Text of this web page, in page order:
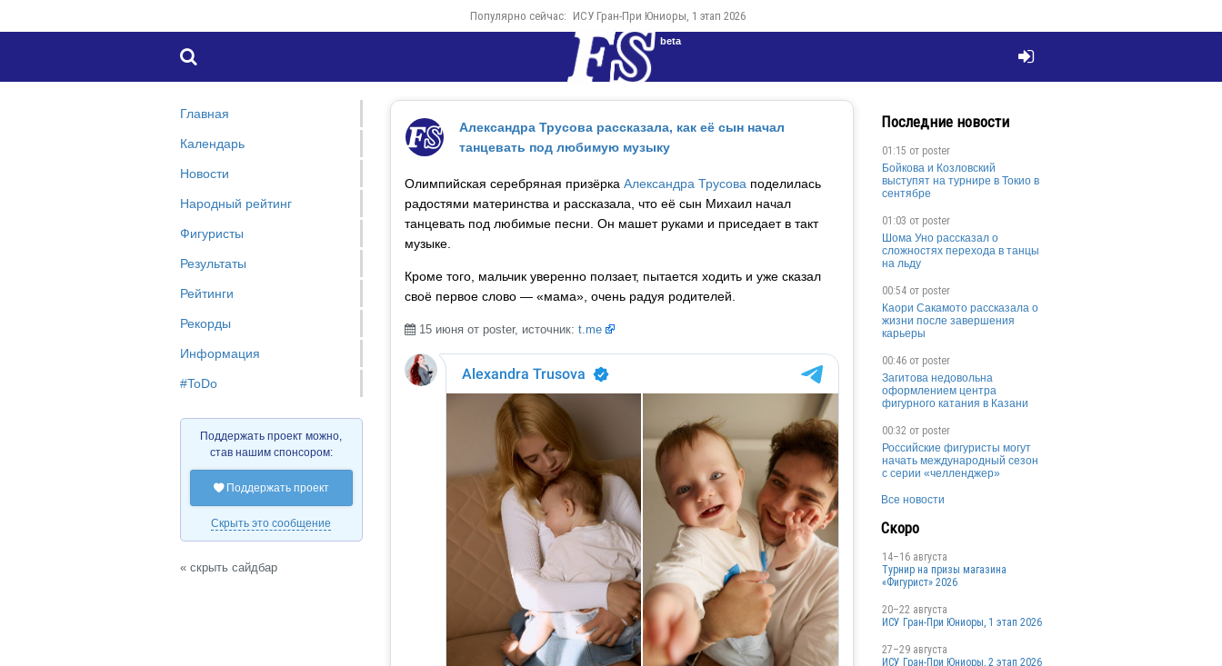
Популярно сейчас: ИСУ Гран-При Юниоры, 1 этап 2026
 
beta
Александра Трусова рассказала, как её сын начал
танцевать под любимую музыку
Олимпийская серебряная призёрка Александра Трусова поделилась
радостями материнства и рассказала, что её сын Михаил начал
танцевать под любимые песни. Он машет руками и приседает в такт
музыке.
Кроме того, мальчик уверенно ползает, пытается ходить и уже сказал
своё первое слово — «мама», очень радуя родителей.
15 июня от poster, источник: t.me
Главная
Календарь
Новости
Народный рейтинг
Фигуристы
Результаты
Рейтинги
Рекорды
Информация
#ToDo
Поддержать проект можно,
став нашим спонсором:
Поддержать проект
Скрыть это сообщение
« скрыть сайдбар
Последние новости
01:15 от poster
Бойкова и Козловский
выступят на турнире в Токио в
сентябре
01:03 от poster
Шома Уно рассказал о
сложностях перехода в танцы
на льду
00:54 от poster
Каори Сакамото рассказала о
жизни после завершения
карьеры
00:46 от poster
Загитова недовольна
оформлением центра
фигурного катания в Казани
00:32 от poster
Российские фигуристы могут
начать международный сезон
с серии «челленджер»
Все новости
Скоро
14–16 августа
Турнир на призы магазина
«Фигурист» 2026
20–22 августа
ИСУ Гран-При Юниоры, 1 этап 2026
27–29 августа
ИСУ Гран-При Юниоры, 2 этап 2026